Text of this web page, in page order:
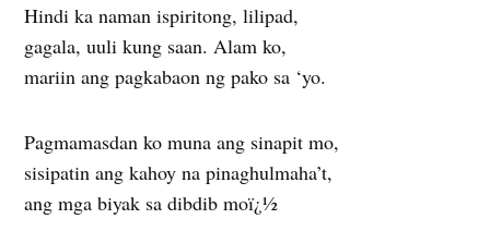
Hindi ka naman ispiritong, lilipad,
gagala, uuli kung saan. Alam ko,
mariin ang pagkabaon ng pako sa ‘yo.
Pagmamasdan ko muna ang sinapit mo,
sisipatin ang kahoy na pinaghulmaha’t,
ang mga biyak sa dibdib moï¿½